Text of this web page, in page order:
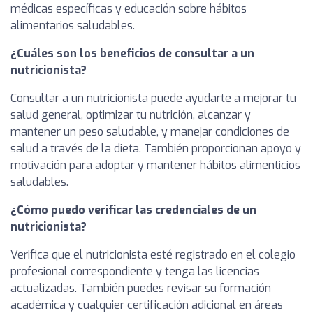
médicas específicas y educación sobre hábitos
alimentarios saludables.
¿Cuáles son los beneficios de consultar a un
nutricionista?
Consultar a un nutricionista puede ayudarte a mejorar tu
salud general, optimizar tu nutrición, alcanzar y
mantener un peso saludable, y manejar condiciones de
salud a través de la dieta. También proporcionan apoyo y
motivación para adoptar y mantener hábitos alimenticios
saludables.
¿Cómo puedo verificar las credenciales de un
nutricionista?
Verifica que el nutricionista esté registrado en el colegio
profesional correspondiente y tenga las licencias
actualizadas. También puedes revisar su formación
académica y cualquier certificación adicional en áreas